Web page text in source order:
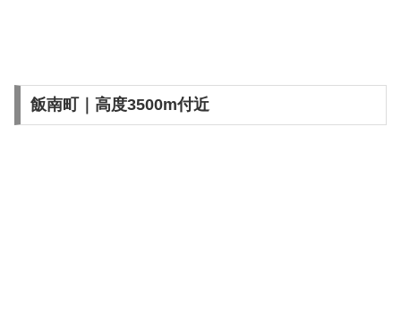
飯南町｜高度3500m付近